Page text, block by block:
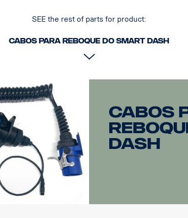
SEE the rest of parts for product:
Cabos para reboque do Smart Dash
Cabos
Dash